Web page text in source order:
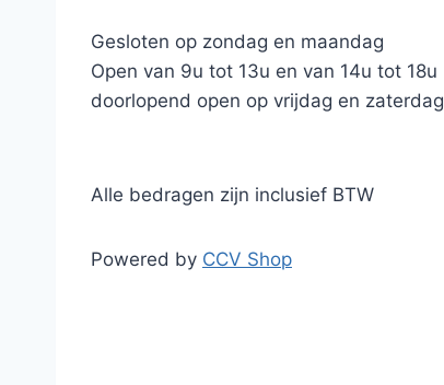
Gesloten op zondag en maandag
Open van 9u tot 13u en van 14u tot 18u
doorlopend open op vrijdag en zaterdag
Alle bedragen zijn inclusief BTW
Powered by CCV Shop